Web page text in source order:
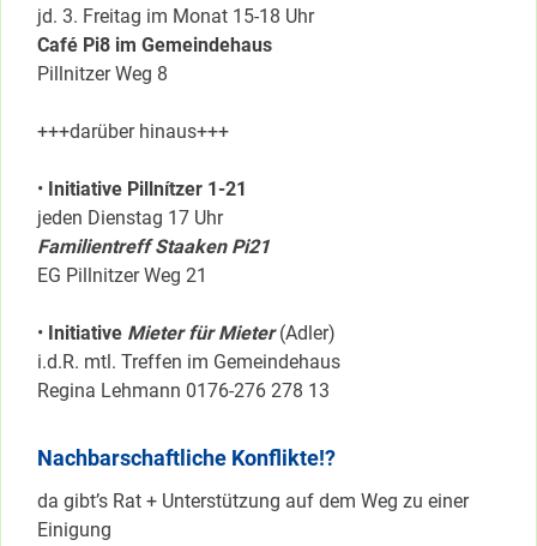
jd. 3. Freitag im Monat 15-18 Uhr
Café Pi8 im Gemeindehaus
Pillnitzer Weg 8
+++darüber hinaus+++
• Initiative Pillnítzer 1-21
jeden Dienstag 17 Uhr
Familientreff Staaken Pi21
EG Pillnitzer Weg 21
• Initiative Mieter für Mieter(Adler)
i.d.R. mtl. Treffen im Gemeindehaus
Regina Lehmann 0176-276 278 13
Nachbarschaftliche Konflikte!?
da gibt’s Rat + Unterstützung auf dem Weg zu einer
Einigung